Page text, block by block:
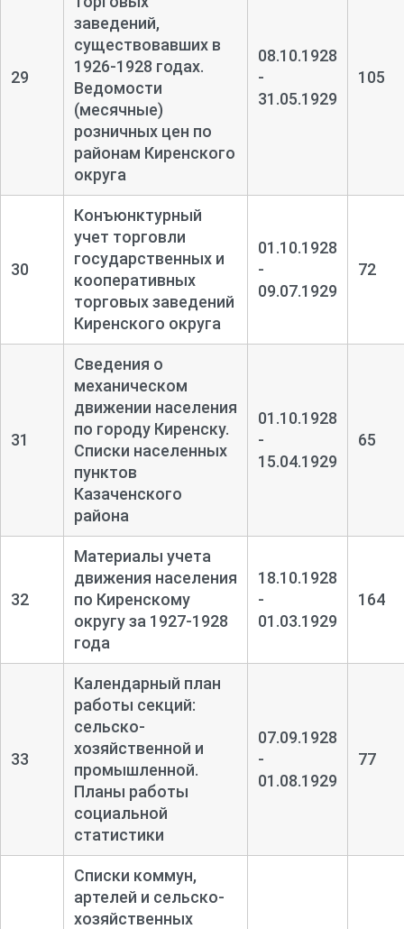
29
заведений,
существовавших в
1926-1928 годах.
Ведомости
(месячные)
розничных цен по
районам Киренского
округа
08.10.1928
-
31.05.1929
105
30
Конъюнктурный
учет торговли
государственных и
кооперативных
торговых заведений
Киренского округа
01.10.1928
-
09.07.1929
72
31
Сведения о
механическом
движении населения
по городу Киренску.
Списки населенных
пунктов
Казаченского
района
01.10.1928
-
15.04.1929
65
32
Материалы учета
движения населения
по Киренскому
округу за 1927-1928
года
18.10.1928
-
01.03.1929
164
33
Календарный план
работы секций:
сельско-
хозяйственной и
промышленной.
Планы работы
социальной
статистики
07.09.1928
-
01.08.1929
77
Списки коммун,
артелей и сельско-
хозяйственных